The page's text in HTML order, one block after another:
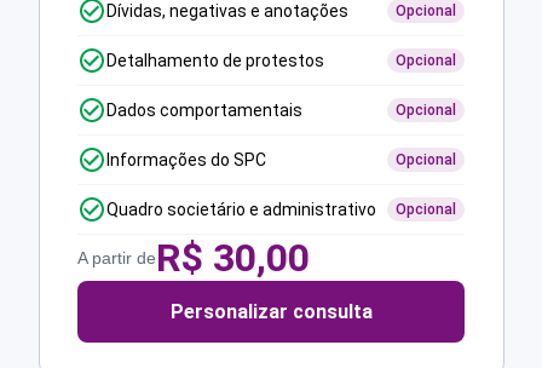
Dívidas, negativas e anotações Opcional
Detalhamento de protestos Opcional
Dados comportamentais Opcional
Informações do SPC Opcional
Quadro societário e administrativo Opcional
A partir deR$ 30,00
Personalizar consulta